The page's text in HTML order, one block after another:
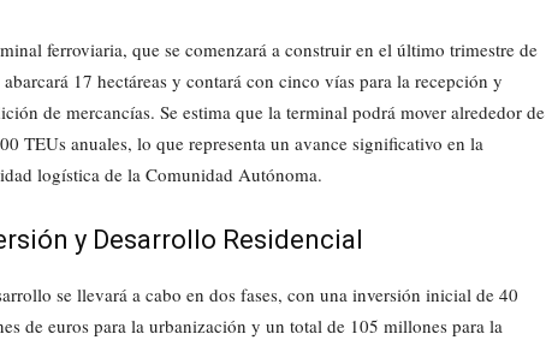
ferroviaria, que se comenzará a construir en el último trimestre de
17 hectáreas y contará con cinco vías para la recepción y
de mercancías. Se estima que la terminal podrá mover alrededor de
TEUs anuales, lo que representa un avance significativo en la
logística de la Comunidad Autónoma.
y Desarrollo Residencial
se llevará a cabo en dos fases, con una inversión inicial de 40
de euros para la urbanización y un total de 105 millones para la